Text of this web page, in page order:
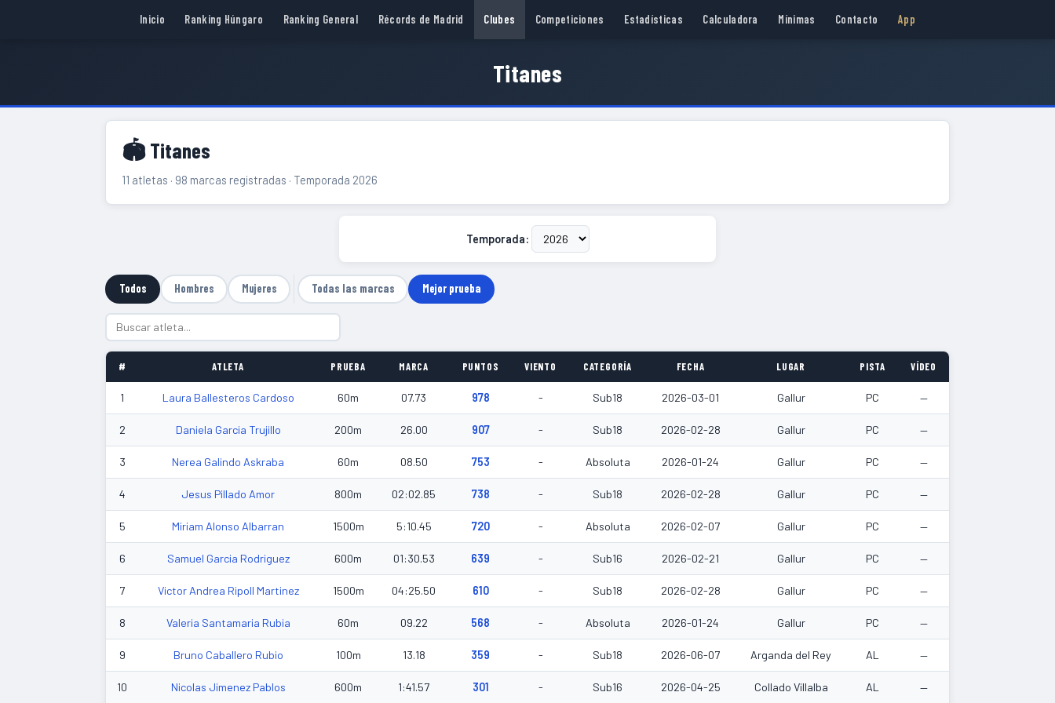
Inicio Ranking Húngaro Ranking General Récords de Madrid Clubes Competiciones Estadísticas Calculadora Mínimas Contacto App
Titanes
🏟 Titanes
11 atletas · 98 marcas registradas · Temporada 2026
Temporada:
Todos Hombres Mujeres Todas las marcas Mejor prueba
# ATLETA PRUEBA MARCA PUNTOS VIENTO CATEGORÍA FECHA LUGAR PISTA VÍDEO
1 Laura Ballesteros Cardoso 60m 07.73 978 - Sub18 2026-03-01 Gallur PC —
2 Daniela Garcia Trujillo 200m 26.00 907 - Sub18 2026-02-28 Gallur PC —
3 Nerea Galindo Askraba 60m 08.50 753 - Absoluta 2026-01-24 Gallur PC —
4 Jesus Pillado Amor 800m 02:02.85 738 - Sub18 2026-02-28 Gallur PC —
5 Miriam Alonso Albarran 1500m 5:10.45 720 - Absoluta 2026-02-07 Gallur PC —
6 Samuel Garcia Rodriguez 600m 01:30.53 639 - Sub16 2026-02-21 Gallur PC —
7 Victor Andrea Ripoll Martinez 1500m 04:25.50 610 - Sub18 2026-02-28 Gallur PC —
8 Valeria Santamaria Rubia 60m 09.22 568 - Absoluta 2026-01-24 Gallur PC —
9 Bruno Caballero Rubio 100m 13.18 359 - Sub18 2026-06-07 Arganda del Rey AL —
10 Nicolas Jimenez Pablos 600m 1:41.57 301 - Sub16 2026-04-25 Collado Villalba AL —